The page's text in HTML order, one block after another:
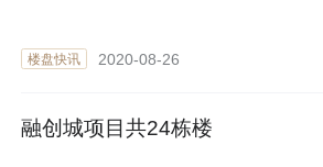
楼盘快讯 2020-08-26
融创城项目共24栋楼